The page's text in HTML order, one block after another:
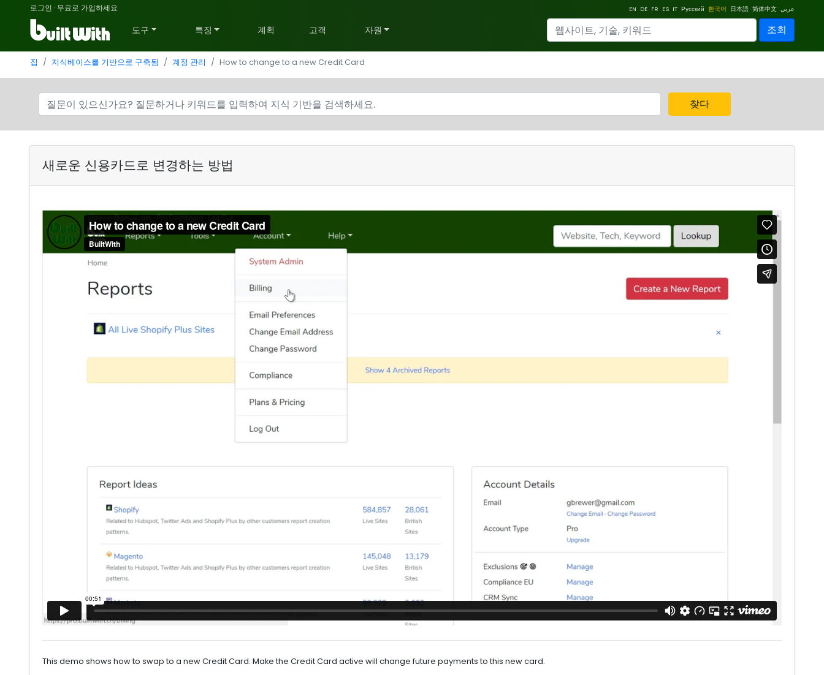
로그인 · 무료로 가입하세요 EN DE FR ES IT Русский 한국어 日本語 简体中文 عربي
도구 특징 계획 고객 자원 조회
집 지식베이스를 기반으로 구축됨 계정 관리 How to change to a new Credit Card
찾다
새로운 신용카드로 변경하는 방법
This demo shows how to swap to a new Credit Card. Make the Credit Card active will change future payments to this new card.